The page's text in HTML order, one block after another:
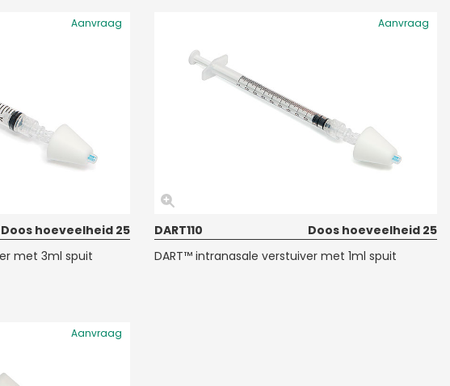
Aanvraag
Doos hoeveelheid 25
met 3ml spuit
Aanvraag
DART110
Doos hoeveelheid 25
DART™ intranasale verstuiver met 1ml spuit
Aanvraag